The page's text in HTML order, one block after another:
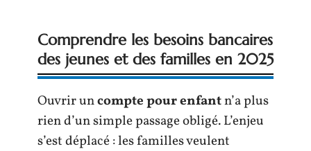
Comprendre les besoins bancaires
des jeunes et des familles en 2025
Ouvrir uncompte pour enfantn’a plus
rien d’un simple passage obligé. L’enjeu
s’est déplacé : les familles veulent